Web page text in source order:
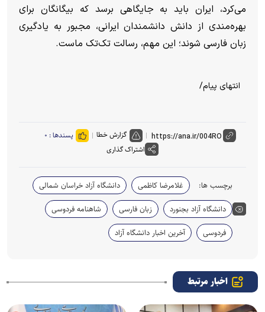
می‌کرد، ایران باید به جایگاهی برسد که بیگانگان برای
بهره‌مندی از دانش دانشمندان ایرانی، مجبور به یادگیری
زبان فارسی شوند؛ این مهم، رسالت تک‌تک ماست.
انتهای پیام/
گزارش خطا پسندها : ۰
اشتراک گذاری
برچسب ها: غلامرضا کاظمی
دانشگاه آزاد خراسان شمالی
دانشگاه آزاد بجنورد
زبان فارسی
شاهنامه فردوسی
فردوسی
آخرین اخبار دانشگاه آزاد
اخبار مرتبط